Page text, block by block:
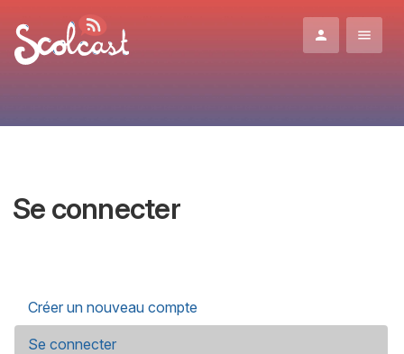
Se connecter
Onglets principaux
Créer un nouveau compte
Se connecter